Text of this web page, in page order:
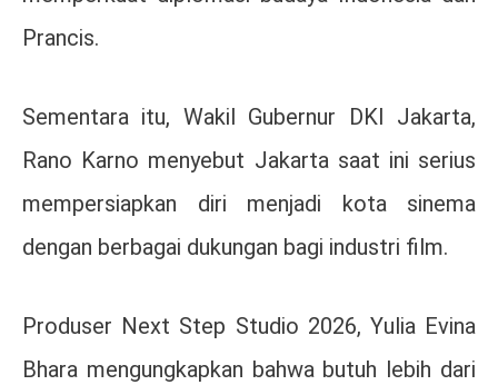
Prancis.
Sementara itu, Wakil Gubernur DKI Jakarta,
Rano Karno menyebut Jakarta saat ini serius
mempersiapkan diri menjadi kota sinema
dengan berbagai dukungan bagi industri film.
Produser Next Step Studio 2026, Yulia Evina
Bhara mengungkapkan bahwa butuh lebih dari